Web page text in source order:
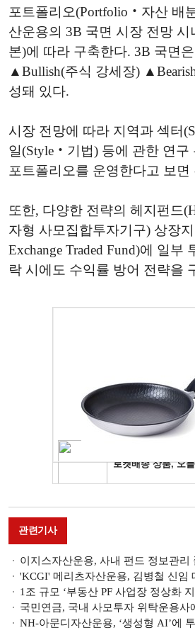
포트폴리오(Portfolio‧자산 배
산운용의 3B 국면 시장 전망
본)에 따라 구축한다. 3B 국면
▲Bullish(주식 강세장)
성돼 있다.
시장 전망에 따라 지역과 섹터
일(Style‧기법) 등에 관한 연구
포트폴리오를 운영한다고 보면
또한, 다양한 전략의 헤지펀드
자형 사모집합투자기구) 상장
Exchange Traded Fund)에 일부
락 시에도 수익률 방어 전략을
관련기사
이지스자산운용, 사내 펀드 정보관리 플랫폼
'KCGI' 메리츠자산운용, 김병철 신임 대표이사 부회장 선
1조 규모 ‘부동산 PF 사업장 정상화 지원 펀드’
국민연금, 국내 사모투자 위탁운용사에 맥쿼리
NH-아문디자산운용, ‘생성형 AI’에 투자하